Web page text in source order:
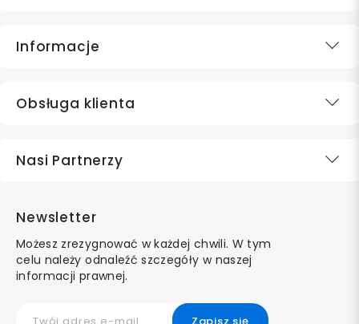
Informacje
Obsługa klienta
Nasi Partnerzy
Newsletter
Możesz zrezygnować w każdej chwili. W tym
celu należy odnaleźć szczegóły w naszej
informacji prawnej.